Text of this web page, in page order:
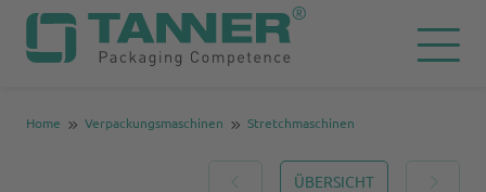
Home Verpackungsmaschinen Stretchmaschinen
ÜBERSICHT